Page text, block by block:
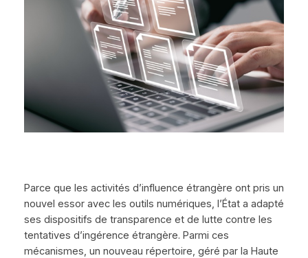
Parce que les activités d’influence étrangère ont pris un
nouvel essor avec les outils numériques, l’État a adapté
ses dispositifs de transparence et de lutte contre les
tentatives d’ingérence étrangère. Parmi ces
mécanismes, un nouveau répertoire, géré par la Haute